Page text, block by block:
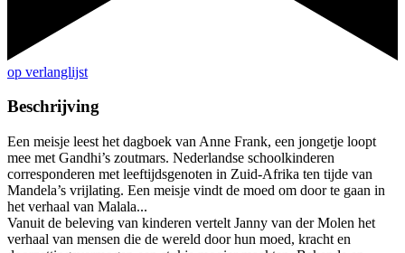
op verlanglijst
Beschrijving
Een meisje leest het dagboek van Anne Frank, een jongetje loopt
mee met Gandhi’s zoutmars. Nederlandse schoolkinderen
corresponderen met leeftijdsgenoten in Zuid-Afrika ten tijde van
Mandela’s vrijlating. Een meisje vindt de moed om door te gaan in
het verhaal van Malala...
Vanuit de beleving van kinderen vertelt Janny van der Molen het
verhaal van mensen die de wereld door hun moed, kracht en